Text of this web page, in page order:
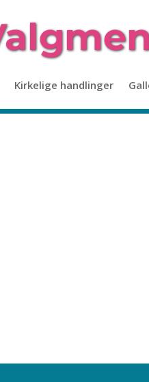
Kirkelige handlinger